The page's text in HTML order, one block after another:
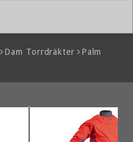
Dam Torrdräkter
Palm